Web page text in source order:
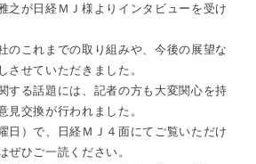
之が日経ＭＪ様よりインタビューを受け
のこれまでの取り組みや、今後の展望な
させていただきました。
する話題には、記者の方も大変関心を持
見交換が行われました。
日）で、日経ＭＪ４面にてご覧いただけ
ぜひご一読ください。